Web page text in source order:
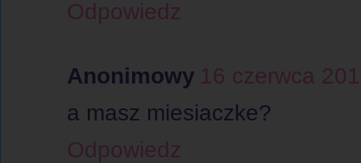
Odpowiedz
Anonimowy 16 czerwca
a masz miesiaczke?
Odpowiedz